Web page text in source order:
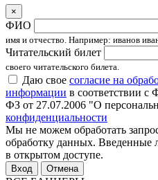
×
ФИО
имя и отчество. Например: иванов
Читательский билет
своего читательского билета.
Даю свое согласие на
информации в соответствии
ФЗ от 27.07.2006 "О
конфиденциальности
Мы не можем обработать
обработку данных. Введенные
в открытом доступе.
Отмена